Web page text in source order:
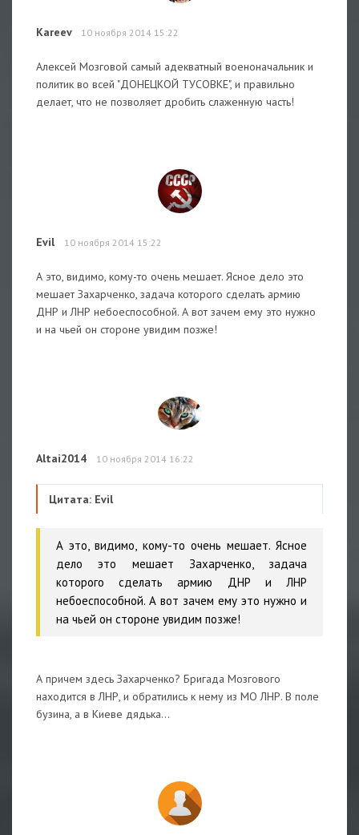
Kareev 10 ноября 2014 15:22
Алексей Мозговой самый адекватный военоначальник и
политик во всей "ДОНЕЦКОЙ ТУСОВКЕ", и правильно
делает, что не позволяет дробить слаженную часть!
Evil 10 ноября 2014 15:22
А это, видимо, кому-то очень мешает. Ясное дело это
мешает Захарченко, задача которого сделать армию
ДНР и ЛНР небоеспособной. А вот зачем ему это нужно
и на чьей он стороне увидим позже!
Altai2014 10 ноября 2014 16:22
Цитата: Evil
А это, видимо, кому-то очень мешает. Ясное
дело это мешает Захарченко, задача
которого сделать армию ДНР и ЛНР
небоеспособной. А вот зачем ему это нужно и
на чьей он стороне увидим позже!
А причем здесь Захарченко? Бригада Мозгового
находится в ЛНР, и обратились к нему из МО ЛНР. В поле
бузина, а в Киеве дядька...